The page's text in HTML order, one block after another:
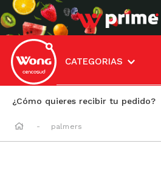
CATEGORIAS
¿Cómo quieres recibir tu pedido?
palmers